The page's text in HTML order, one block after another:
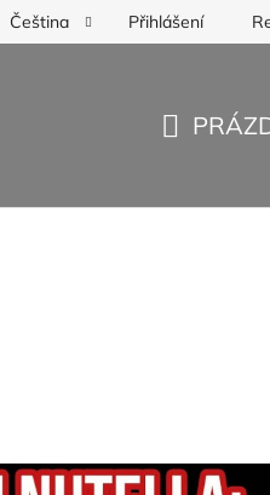
Čeština Přihlášení
KOŠÍK